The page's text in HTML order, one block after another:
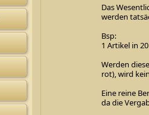
Das
werden
Bsp:
1 Artikel in
Werden
rot), wird
Eine reine
da die